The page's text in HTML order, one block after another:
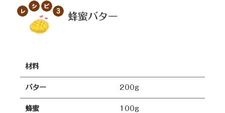
蜂蜜バター
材料
バター 200g
蜂蜜 100g